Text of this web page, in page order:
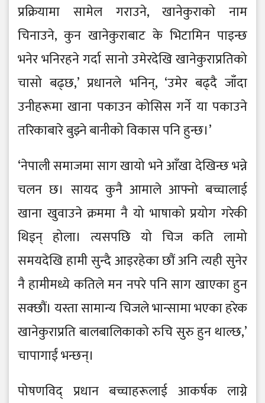
प्रक्रियामा सामेल गराउने, खानेकुराको नाम
चिनाउने, कुन खानेकुराबाट के भिटामिन पाइन्छ
भनेर भनिरहने गर्दा सानो उमेरदेखि खानेकुराप्रतिको
चासो बढ्छ,’ प्रधानले भनिन्, ‘उमेर बढ्दै जाँदा
उनीहरूमा खाना पकाउन कोसिस गर्ने या पकाउने
तरिकाबारे बुझ्ने बानीको विकास पनि हुन्छ।’
‘नेपाली समाजमा साग खायो भने आँखा देखिन्छ भन्ने
चलन छ। सायद कुनै आमाले आफ्नो बच्चालाई
खाना खुवाउने क्रममा नै यो भाषाको प्रयोग गरेकी
थिइन् होला। त्यसपछि यो चिज कति लामो
समयदेखि हामी सुन्दै आइरहेका छौं अनि त्यही सुनेर
नै हामीमध्ये कतिले मन नपरे पनि साग खाएका हुन
सक्छौं। यस्ता सामान्य चिजले भान्सामा भएका हरेक
खानेकुराप्रति बालबालिकाको रुचि सुरु हुन थाल्छ,’
चापागाईं भन्छन्।
पोषणविद् प्रधान बच्चाहरूलाई आकर्षक लाग्ने